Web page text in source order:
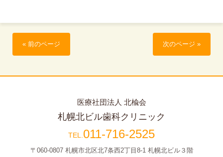
« 前のページ 次のページ »
医療社団法人 北楡会
札幌北ビル歯科クリニック
011-716-2525
〒060-0807 札幌市北区北7条西2丁目8-1 札幌北ビル３階